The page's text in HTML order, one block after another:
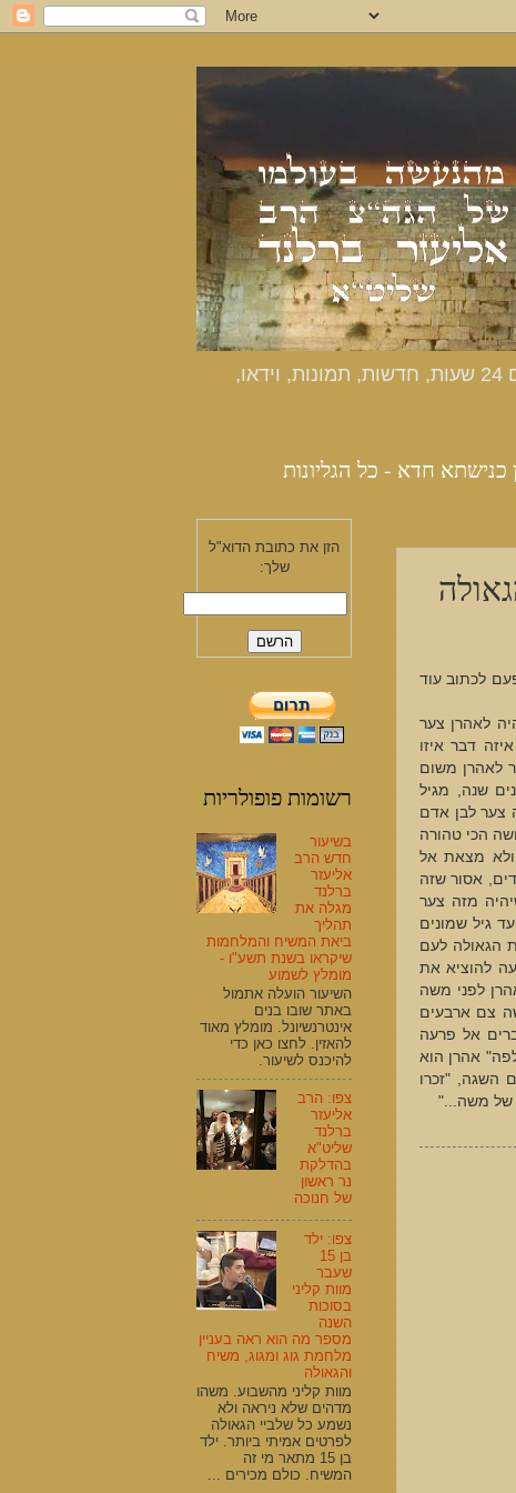
כנישתא חדא - האתר הרשמי מהנעשה בעולמו של הרב אליעזר ברלנד שליט"א - דיווחים שוטפים 24 שעות, חדשות, תמונות, וידאו,
כנישתא חדא - כל הגליונות
לכתוב עוד
לאהרן צער
דבר איזו
לאהרן משום
שנה, מגיל
צער לבן אדם
הכי טהורה
ולא מצאת אל
אסור שזה
מזה צער
גיל שמונים
הגאולה לעם
להוציא את
לפני משה
צם ארבעים
אל פרעה
אהרן הוא
השגה, "זכרו
של משה..."
הזן את כתובת הדוא"ל
שלך:
רשומות פופולריות
בשיעור
חדש הרב
אליעזר
ברלנד
מגלה את
תהליך
ביאת המשיח והמלחמות
שיקראו בשנת תשע"ו -
מומלץ לשמוע
השיעור הועלה אתמול
באתר שובו בנים
אינטרנשיונל. מומלץ מאוד
להאזין. לחצו כאן כדי
להיכנס לשיעור.
צפו: הרב
אליעזר
ברלנד
שליט"א
בהדלקת
נר ראשון
של חנוכה
צפו: ילד
בן 15
שעבר
מוות קליני
בסוכות
השנה
מספר מה הוא ראה בעניין
מלחמת גוג ומגוג, משיח
והגאולה
מוות קליני מהשבוע. משהו
מדהים שלא ניראה ולא
נשמע כל שלביי הגאולה
לפרטים אמיתי ביותר. ילד
בן 15 מתאר מי זה
המשיח. כולם מכירים ...